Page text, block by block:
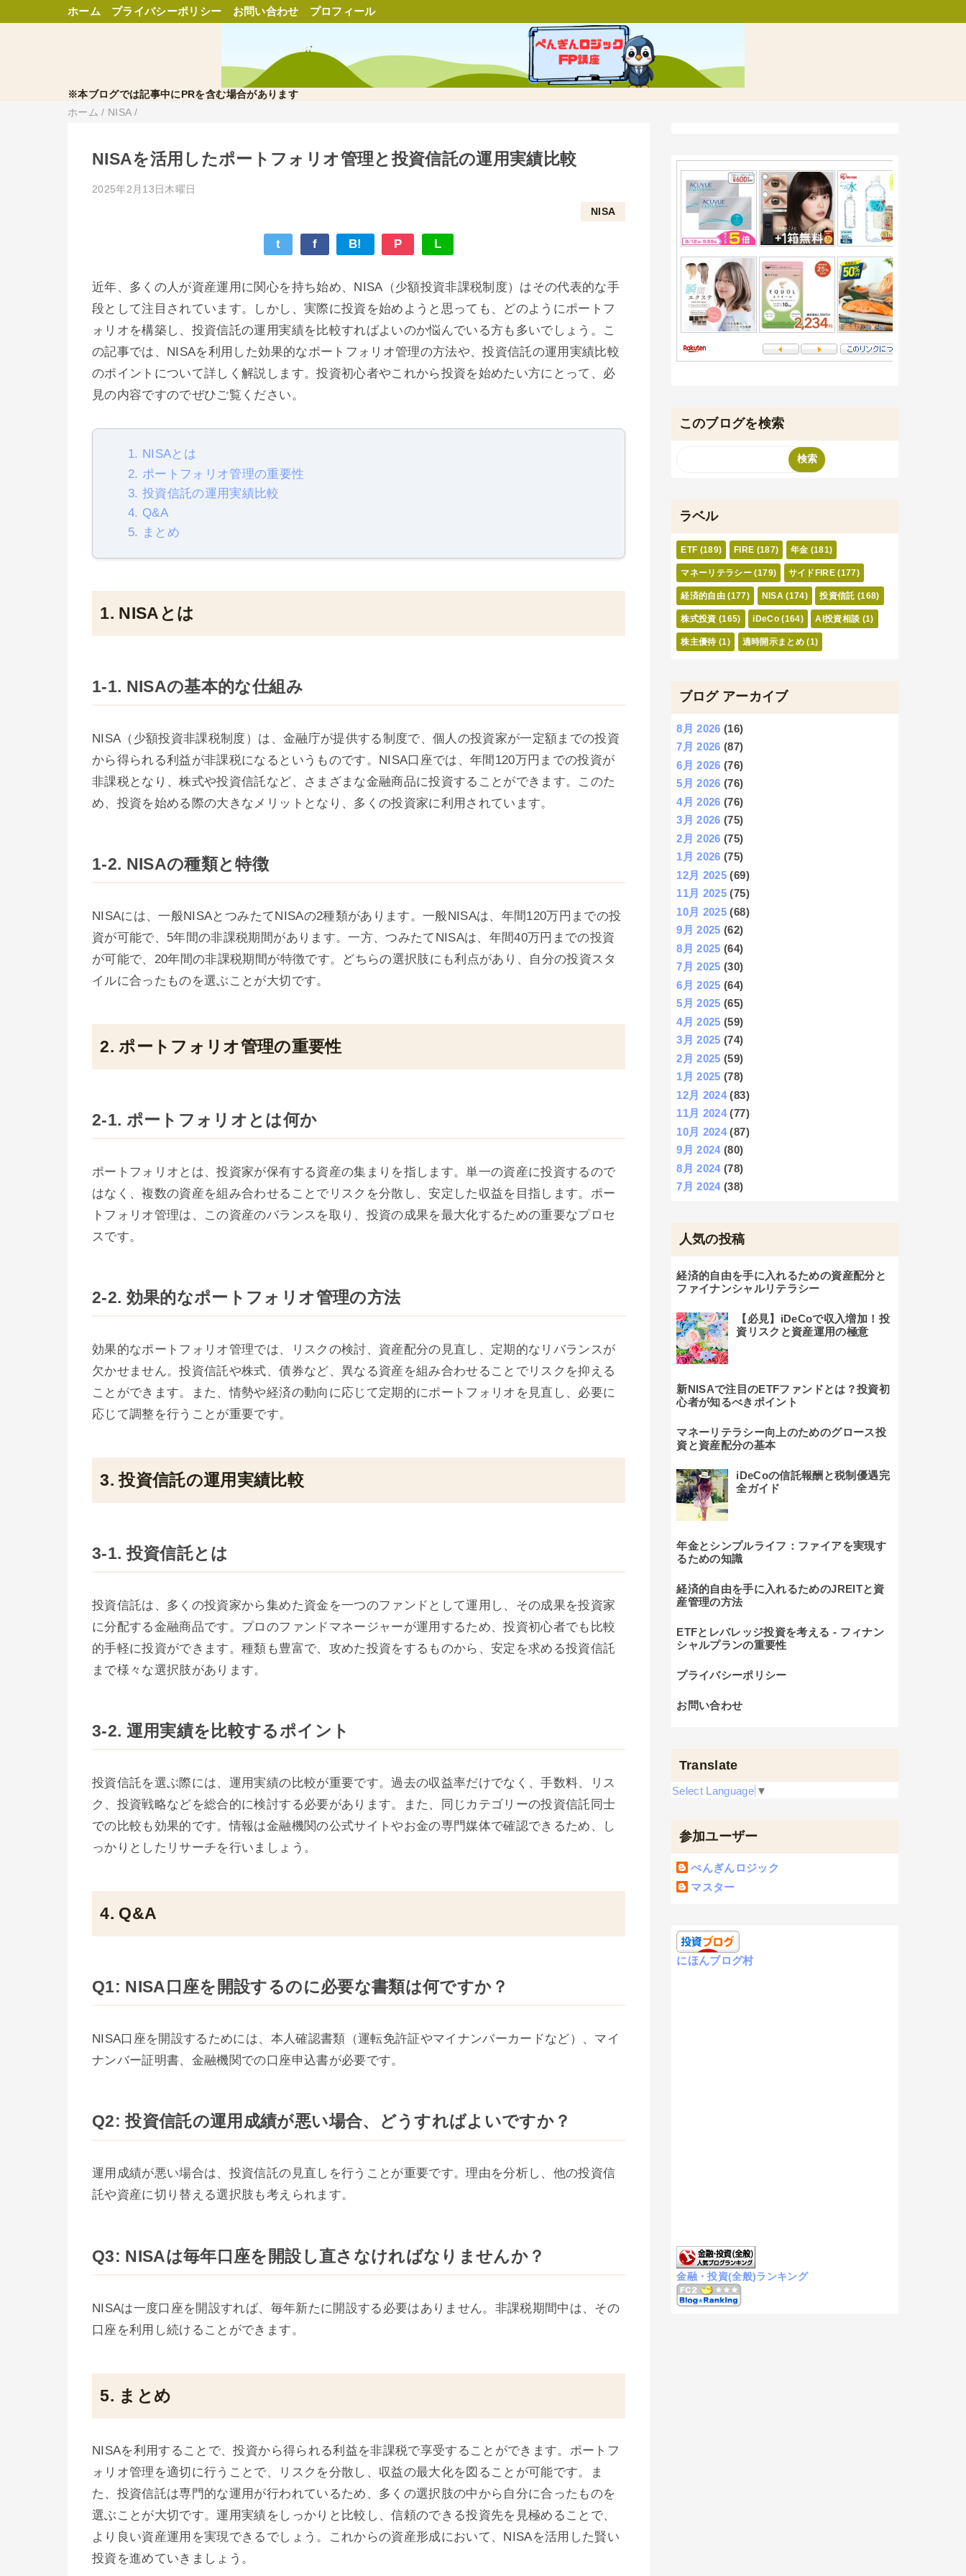
ホーム プライバシーポリシー お問い合わせ プロフィール
※本ブログでは記事中にPRを含む場合があります
ホーム / NISA /
NISAを活用したポートフォリオ管理と投資信託の運用実績比較
2025年2月13日木曜日
NISA
t f B! P L
近年、多くの人が資産運用に関心を持ち始め、NISA（少額投資非課税制度）はその代表的な手
段として注目されています。しかし、実際に投資を始めようと思っても、どのようにポートフ
ォリオを構築し、投資信託の運用実績を比較すればよいのか悩んでいる方も多いでしょう。こ
の記事では、NISAを利用した効果的なポートフォリオ管理の方法や、投資信託の運用実績比較
のポイントについて詳しく解説します。投資初心者やこれから投資を始めたい方にとって、必
見の内容ですのでぜひご覧ください。
1. NISAとは
2. ポートフォリオ管理の重要性
3. 投資信託の運用実績比較
4. Q&A
5. まとめ
1. NISAとは
1-1. NISAの基本的な仕組み
NISA（少額投資非課税制度）は、金融庁が提供する制度で、個人の投資家が一定額までの投資
から得られる利益が非課税になるというものです。NISA口座では、年間120万円までの投資が
非課税となり、株式や投資信託など、さまざまな金融商品に投資することができます。このた
め、投資を始める際の大きなメリットとなり、多くの投資家に利用されています。
1-2. NISAの種類と特徴
NISAには、一般NISAとつみたてNISAの2種類があります。一般NISAは、年間120万円までの投
資が可能で、5年間の非課税期間があります。一方、つみたてNISAは、年間40万円までの投資
が可能で、20年間の非課税期間が特徴です。どちらの選択肢にも利点があり、自分の投資スタ
イルに合ったものを選ぶことが大切です。
2. ポートフォリオ管理の重要性
2-1. ポートフォリオとは何か
ポートフォリオとは、投資家が保有する資産の集まりを指します。単一の資産に投資するので
はなく、複数の資産を組み合わせることでリスクを分散し、安定した収益を目指します。ポー
トフォリオ管理は、この資産のバランスを取り、投資の成果を最大化するための重要なプロセ
スです。
2-2. 効果的なポートフォリオ管理の方法
効果的なポートフォリオ管理では、リスクの検討、資産配分の見直し、定期的なリバランスが
欠かせません。投資信託や株式、債券など、異なる資産を組み合わせることでリスクを抑える
ことができます。また、情勢や経済の動向に応じて定期的にポートフォリオを見直し、必要に
応じて調整を行うことが重要です。
3. 投資信託の運用実績比較
3-1. 投資信託とは
投資信託は、多くの投資家から集めた資金を一つのファンドとして運用し、その成果を投資家
に分配する金融商品です。プロのファンドマネージャーが運用するため、投資初心者でも比較
的手軽に投資ができます。種類も豊富で、攻めた投資をするものから、安定を求める投資信託
まで様々な選択肢があります。
3-2. 運用実績を比較するポイント
投資信託を選ぶ際には、運用実績の比較が重要です。過去の収益率だけでなく、手数料、リス
ク、投資戦略などを総合的に検討する必要があります。また、同じカテゴリーの投資信託同士
での比較も効果的です。情報は金融機関の公式サイトやお金の専門媒体で確認できるため、し
っかりとしたリサーチを行いましょう。
4. Q&A
Q1: NISA口座を開設するのに必要な書類は何ですか？
NISA口座を開設するためには、本人確認書類（運転免許証やマイナンバーカードなど）、マイ
ナンバー証明書、金融機関での口座申込書が必要です。
Q2: 投資信託の運用成績が悪い場合、どうすればよいですか？
運用成績が悪い場合は、投資信託の見直しを行うことが重要です。理由を分析し、他の投資信
託や資産に切り替える選択肢も考えられます。
Q3: NISAは毎年口座を開設し直さなければなりませんか？
NISAは一度口座を開設すれば、毎年新たに開設する必要はありません。非課税期間中は、その
口座を利用し続けることができます。
5. まとめ
NISAを利用することで、投資から得られる利益を非課税で享受することができます。ポートフ
ォリオ管理を適切に行うことで、リスクを分散し、収益の最大化を図ることが可能です。ま
た、投資信託は専門的な運用が行われているため、多くの選択肢の中から自分に合ったものを
選ぶことが大切です。運用実績をしっかりと比較し、信頼のできる投資先を見極めることで、
より良い資産運用を実現できるでしょう。これからの資産形成において、NISAを活用した賢い
投資を進めていきましょう。
このブログを検索
ラベル
ETF (189) FIRE (187) 年金 (181)
マネーリテラシー (179) サイドFIRE (177)
経済的自由 (177) NISA (174) 投資信託 (168)
株式投資 (165) iDeCo (164) AI投資相談 (1)
株主優待 (1) 適時開示まとめ (1)
ブログ アーカイブ
8月 2026 (16)
7月 2026 (87)
6月 2026 (76)
5月 2026 (76)
4月 2026 (76)
3月 2026 (75)
2月 2026 (75)
1月 2026 (75)
12月 2025 (69)
11月 2025 (75)
10月 2025 (68)
9月 2025 (62)
8月 2025 (64)
7月 2025 (30)
6月 2025 (64)
5月 2025 (65)
4月 2025 (59)
3月 2025 (74)
2月 2025 (59)
1月 2025 (78)
12月 2024(83)
11月 2024(77)
10月 2024(87)
9月 2024(80)
8月 2024(78)
7月 2024(38)
人気の投稿
経済的自由を手に入れるための資産配分と
ファイナンシャルリテラシー
【必見】iDeCoで収入増加！投
資リスクと資産運用の極意
新NISAで注目のETFファンドとは？投資初
心者が知るべきポイント
マネーリテラシー向上のためのグロース投
資と資産配分の基本
iDeCoの信託報酬と税制優遇完
全ガイド
年金とシンプルライフ：ファイアを実現す
るための知識
経済的自由を手に入れるためのJREITと資
産管理の方法
ETFとレバレッジ投資を考える - フィナン
シャルプランの重要性
プライバシーポリシー
お問い合わせ
Translate
Select Language ▼
参加ユーザー
ぺんぎんロジック
マスター
にほんブログ村
金融・投資(全般)ランキング